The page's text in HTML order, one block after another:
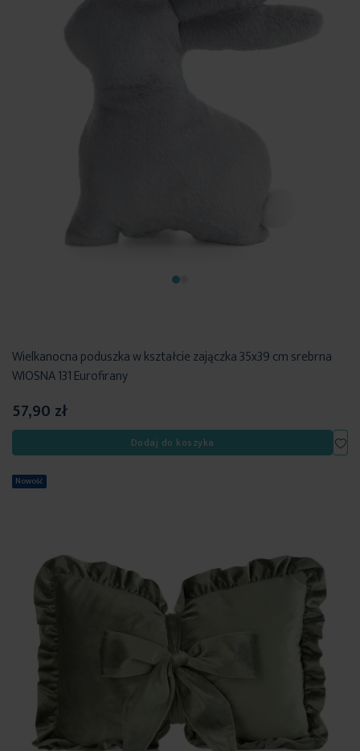
Wielkanocna poduszka w kształcie zajączka 35x39 cm srebrna
WIOSNA 131 Eurofirany
57,90 zł
Dodaj do koszyka
Nowość